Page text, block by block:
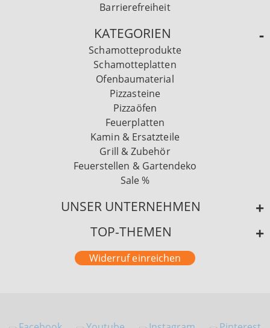
Barrierefreiheit
KATEGORIEN
Schamotteprodukte
Schamotteplatten
Ofenbaumaterial
Pizzasteine
Pizzaöfen
Feuerplatten
Kamin & Ersatzteile
Grill & Zubehör
Feuerstellen & Gartendeko
Sale %
UNSER UNTERNEHMEN
TOP-THEMEN
Widerruf einreichen